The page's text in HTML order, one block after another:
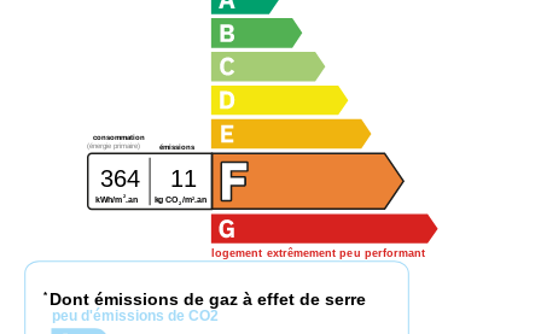
logement extrêmement peu performant
consommation
émissions
(énergie primaire)
364 11
kWh/m 2 .an kg CO2/m2 .an
* Dont émissions de gaz à effet de serre
peu d'émissions de CO2